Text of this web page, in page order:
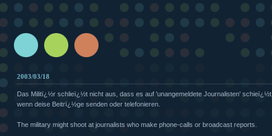
2003/03/18
Das Militï¿½r schlieï¿½t nicht aus, dass es auf 'unangemeldete Journalisten' schieï¿½t,
wenn deise Beitrï¿½ge senden oder telefonieren.
The military might shoot at journalists who make phone-calls or broadcast reports.